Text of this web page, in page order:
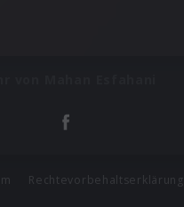
Rechtevorbehaltserklärung